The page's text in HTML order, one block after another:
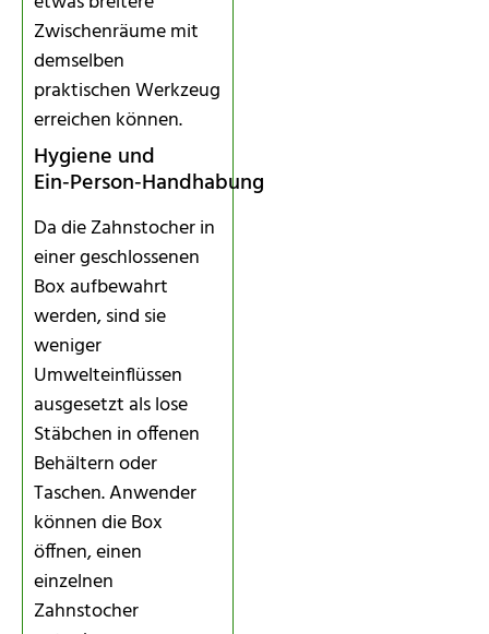
Zwischenräume mit
demselben
praktischen Werkzeug
erreichen können.
Hygiene und
Ein‑Person‑Handhabung
Da die Zahnstocher in
einer geschlossenen
Box aufbewahrt
werden, sind sie
weniger
Umwelteinflüssen
ausgesetzt als lose
Stäbchen in offenen
Behältern oder
Taschen. Anwender
können die Box
öffnen, einen
einzelnen
Zahnstocher